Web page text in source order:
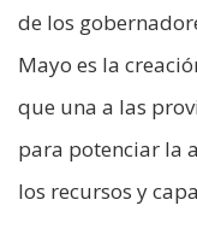
de los
Mayo es la
que una a las
para potenciar la
los recursos y